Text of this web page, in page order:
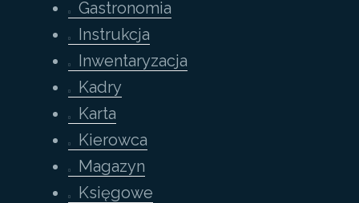
Gastronomia
Instrukcja
Inwentaryzacja
Kadry
Karta
Kierowca
Magazyn
Księgowe